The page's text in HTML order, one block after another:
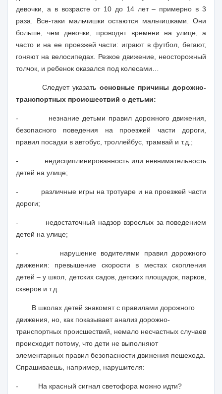
девочки, а в возрасте от 10 до 14 лет – примерно в 3
раза. Все-таки мальчишки остаются мальчишками. Они
больше, чем девочки, проводят времени на улице, а
часто и на ее проезжей части: играют в футбол, бегают,
гоняют на велосипедах. Резкое движение, неосторожный
толчок, и ребенок оказался под колесами…
Следует указать основные причины дорожно-
транспортных происшествий с детьми:
-
незнание детьми правил дорожного движения,
безопасного поведения на проезжей части дороги,
правил посадки в автобус, троллейбус, трамвай и т.д.;
-
недисциплинированность или невнимательность
детей на улице;
-
различные игры на тротуаре и на проезжей части
дороги;
-
недостаточный надзор взрослых за поведением
детей на улице;
-
нарушение водителями правил дорожного
движения: превышение скорости в местах скопления
детей – у школ, детских садов, детских площадок, парков,
скверов и т.д.
В школах детей знакомят с правилами дорожного
движения, но, как показывает анализ дорожно-
транспортных происшествий, немало несчастных случаев
происходит потому, что дети не выполняют
элементарных правил безопасности движения пешехода.
Спрашиваешь, например, нарушителя:
- На красный сигнал светофора можно идти?